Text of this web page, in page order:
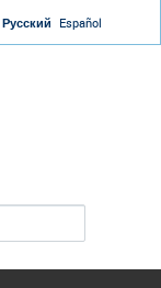
Русский Español